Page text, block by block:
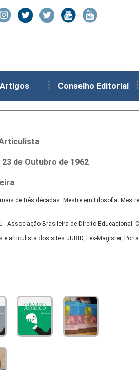
Artigos Conselho Editorial
23 de Outubro de 1962
de três décadas. Mestre em Filosofia.
- Associação Brasileira de Direito
articulista dos sites JURID, Lex-Magister,